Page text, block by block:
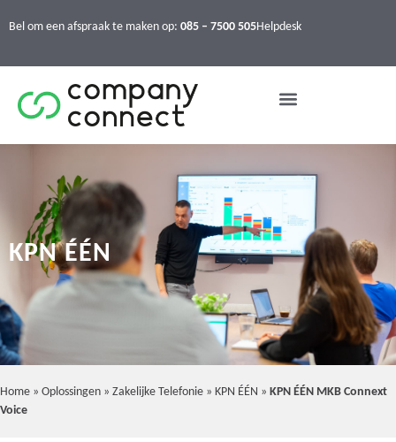
Bel om een afspraak te maken op: 085 – 7500 505Helpdesk
KPN ÉÉN
Home » Oplossingen » Zakelijke Telefonie » KPN ÉÉN » KPN ÉÉN MKB Connext
Voice